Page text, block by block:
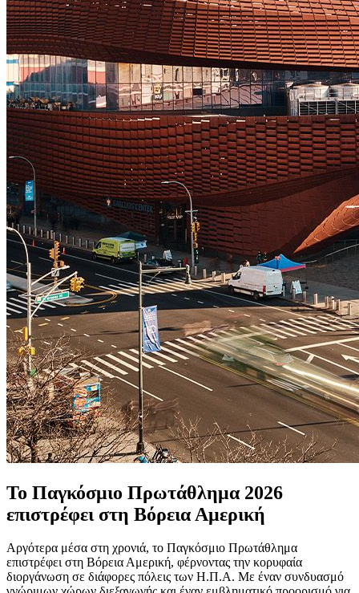
Το Παγκόσμιο Πρωτάθλημα 2026
επιστρέφει στη Βόρεια Αμερική
Αργότερα μέσα στη χρονιά, το Παγκόσμιο Πρωτάθλημα
επιστρέφει στη Βόρεια Αμερική, φέρνοντας την κορυφαία
διοργάνωση σε διάφορες πόλεις των Η.Π.Α. Με έναν συνδυασμό